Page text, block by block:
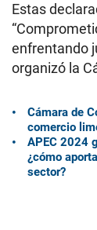
Estas
enfrentando
organizó la
Cámara de
comercio
APEC 2024
¿cómo
sector?